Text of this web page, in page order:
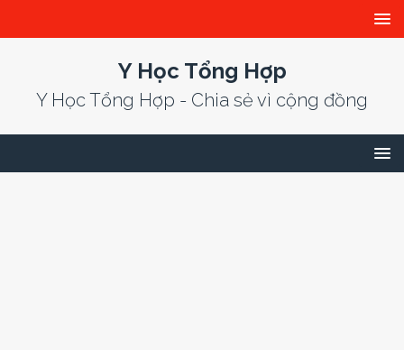
Y Học Tổng Hợp
Y Học Tổng Hợp - Chia sẻ vì cộng đồng